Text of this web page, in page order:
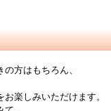
方はもちろん、
楽しみいただけます。